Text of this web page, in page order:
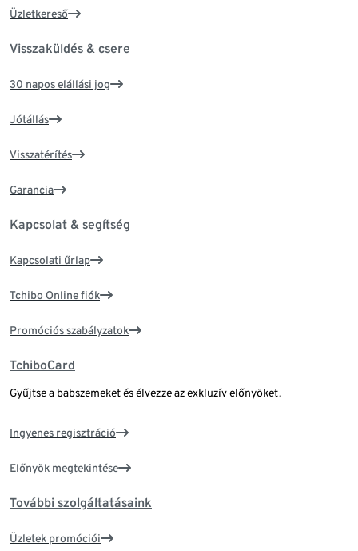
Üzletkereső
Visszaküldés & csere
30 napos elállási jog
Jótállás
Visszatérítés
Garancia
Kapcsolat & segítség
Kapcsolati űrlap
Tchibo Online fiók
Promóciós szabályzatok
TchiboCard
Gyűjtse a babszemeket és élvezze az exkluzív előnyöket.
Ingyenes regisztráció
Előnyök megtekintése
További szolgáltatásaink
Üzletek promóciói